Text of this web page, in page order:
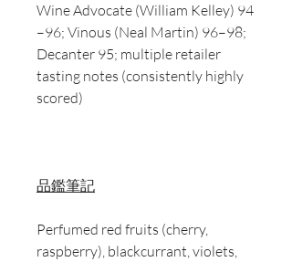
Wine Advocate (William Kelley) 94
–96; Vinous (Neal Martin) 96–98;
Decanter 95; multiple retailer
tasting notes (consistently highly
scored)
品鑑筆記
Perfumed red fruits (cherry,
raspberry), blackcurrant, violets,